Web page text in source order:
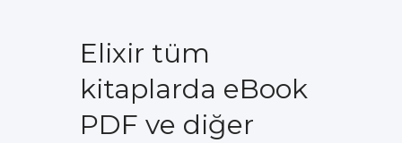
Elixir tüm
kitaplarda eBook
PDF ve diğer